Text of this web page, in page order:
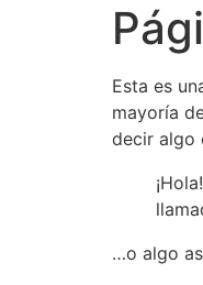
Esta es
mayoría
decir algo
…o algo